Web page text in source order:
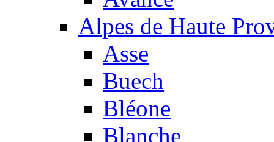
Alpes de Haute
Asse
Buech
Bléone
Blanche